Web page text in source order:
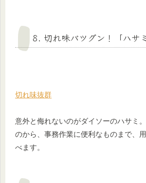
8. 切れ味バツグン！「ハサミ
切れ味抜群
意外と侮れないのがダイソーのハサミ
のから、事務作業に便利なものまで、
べます。